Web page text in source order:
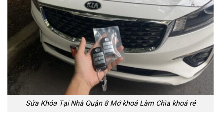
Sửa Khóa Tại Nhà Quận 8 Mở khoá Làm Chìa khoá rẻ